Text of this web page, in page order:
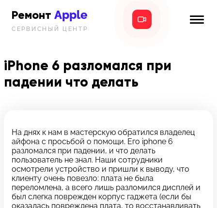
Ремонт Apple
СЕРВИСНЫЙ ЦЕНТР
iPad
MacBook
Новости
i-info
Телефон:
+7 (812) 409-39-75
Адрес:
8 Красноармейская, 18
iPhone 6 разломался при
падении что делать
На днях к нам в мастерскую обратился владелец
айфона с просьбой о помощи. Его iphone 6
разломался при падении, и что делать
пользователь не знал. Наши сотрудники
осмотрели устройство и пришли к выводу, что
клиенту очень повезло: плата не была
переломлена, а всего лишь разломился дисплей и
был слегка поврежден корпус гаджета (если бы
оказалась повреждена плата, то восстанавливать